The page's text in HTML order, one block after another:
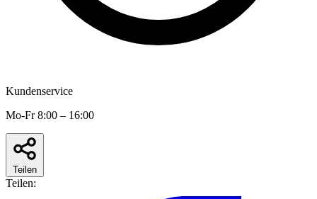
Kundenservice
Mo-Fr 8:00 – 16:00
Teilen
Teilen: